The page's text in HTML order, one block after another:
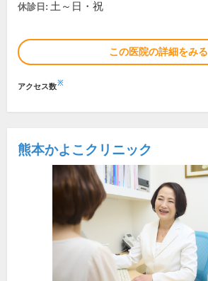
休診日: 土～日・祝
この医院の詳細をみる
アクセス数※
熊本かよこクリニック